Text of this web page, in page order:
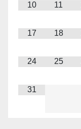
10 11
17 18
24 25
31